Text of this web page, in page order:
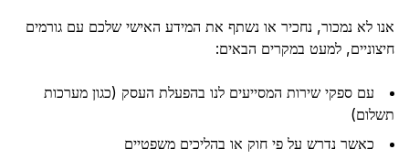
אנו לא נמכור, נחכיר או נשתף את המידע האישי שלכם עם גורמים
חיצוניים, למעט במקרים הבאים:
עם ספקי שירות המסייעים לנו בהפעלת העסק (כגון מערכות
תשלום)
כאשר נדרש על פי חוק או בהליכים משפטיים